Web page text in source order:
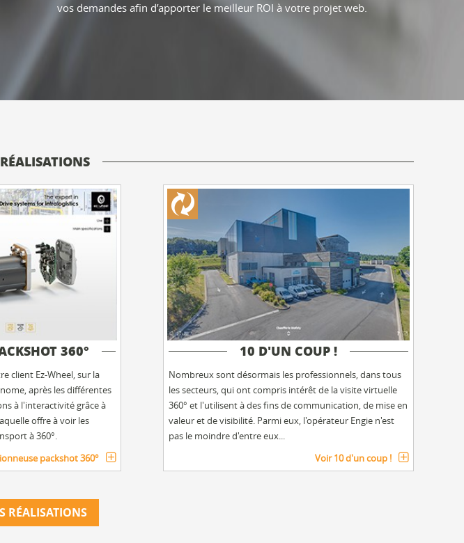
vos demandes afin d’apporter le meilleur ROI à votre projet web.
360°
client Ez-Wheel, sur la
après les différentes
à l'interactivité grâce à
offre à voir les
à 360°.
packshot 360°
10 D'UN COUP !
Nombreux sont désormais les professionnels, dans tous
les secteurs, qui ont compris intérêt de la visite virtuelle
360° et l'utilisent à des fins de communication, de mise en
valeur et de visibilité. Parmi eux, l'opérateur Engie n'est
pas le moindre d'entre eux...
Voir 10 d'un coup !
RÉALISATIONS